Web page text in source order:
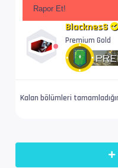
Rapor Et!
BlacknesS
Premium Gold
Kalan bölümleri